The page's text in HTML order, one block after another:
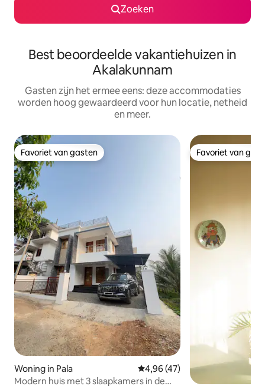
Zoeken
Best beoordeelde vakantiehuizen in
Akalakunnam
Gasten zijn het ermee eens: deze accommodaties
worden hoog gewaardeerd voor hun locatie, netheid
en meer.
Favoriet van gasten
Favoriet van gasten
Woning in Pala Gemiddelde beoordeling van
4,96 (47)
Modern huis met 3 slaapkamers in de
Favoriet van
Favoriet van